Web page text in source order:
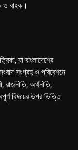
ও বাহক।
যা বাংলাদেশের
সংগ্রহ ও পরিবেশনে
অর্থনীতি,
বিষয়ের উপর ভিত্তি